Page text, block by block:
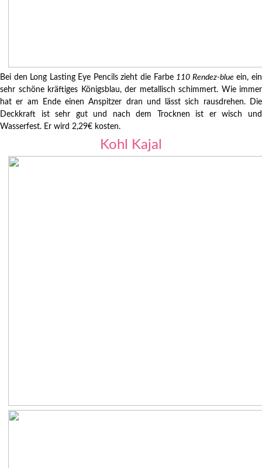
Bei den Long Lasting Eye Pencils zieht die Farbe 110 Rendez-blueein, ein
sehr schöne kräftiges Königsblau, der metallisch schimmert. Wie immer
hat er am Ende einen Anspitzer dran und lässt sich rausdrehen. Die
Deckkraft ist sehr gut und nach dem Trocknen ist er wisch und
Wasserfest. Er wird 2,29€ kosten.
Kohl Kajal